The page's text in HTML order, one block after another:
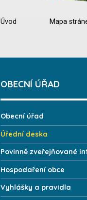
Úvod Mapa
OBECNÍ ÚŘAD
Obecní úřad
Úřední deska
Povinně zveřejňované
Hospodaření obce
Vyhlášky a pravidla